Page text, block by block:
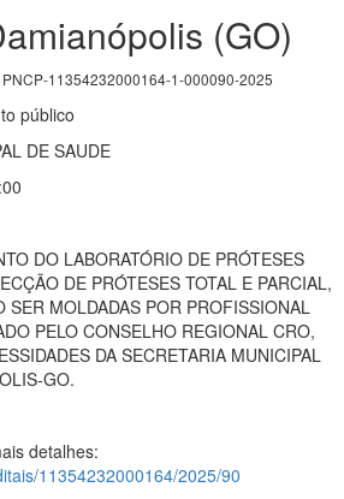
(GO)
PNCP-11354232000164-1-000090-2025
público
DE SAUDE
DO LABORATÓRIO DE PRÓTESES
DE PRÓTESES TOTAL E PARCIAL,
SER MOLDADAS POR PROFISSIONAL
PELO CONSELHO REGIONAL CRO,
DA SECRETARIA MUNICIPAL
GO.
detalhes:
11354232000164/2025/90